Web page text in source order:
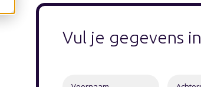
Vul je gegevens in